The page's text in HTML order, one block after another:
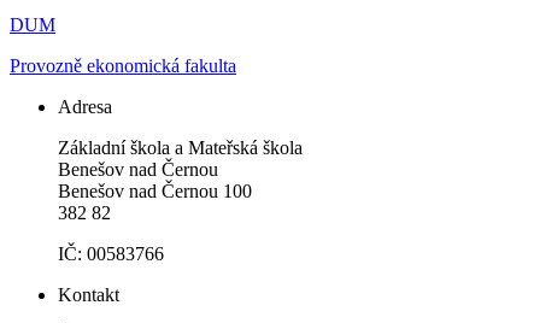
DUM
Provozně ekonomická fakulta
Adresa
Základní škola a Mateřská škola
Benešov nad Černou
Benešov nad Černou 100
382 82
IČ: 00583766
Kontakt